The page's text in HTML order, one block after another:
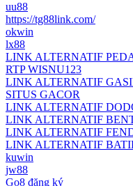
uu88
https://tg88link.com/
okwin
lx88
LINK ALTERNATIF
RTP WISNU123
LINK ALTERNATIF
SITUS GACOR
LINK ALTERNATIF
LINK ALTERNATIF
LINK ALTERNATIF
LINK ALTERNATIF
kuwin
jw88
Go8 đăng ký